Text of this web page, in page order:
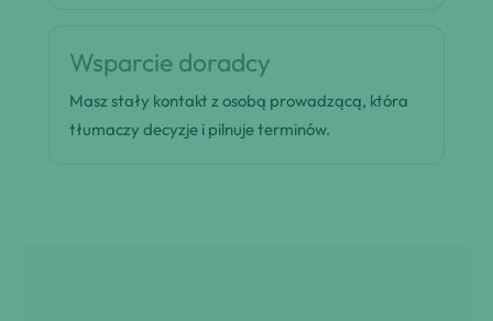
Wsparcie doradcy
Masz stały kontakt z osobą prowadzącą, która
tłumaczy decyzje i pilnuje terminów.